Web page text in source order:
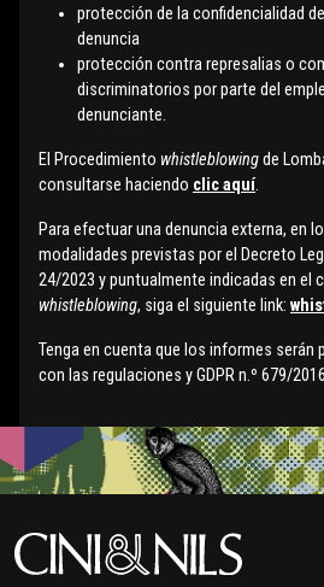
protección de la confidencialidad
denuncia
protección contra represalias o
discriminatorios por parte del
denunciante.
El Procedimiento whistleblowingde
consultarse haciendo clic aquí.
Para efectuar una denuncia externa, en
modalidades previstas por el Decreto
24/2023 y puntualmente indicadas en el
whistleblowing, siga el siguiente link:
Tenga en cuenta que los informes serán
con las regulaciones y GDPR n.º 679/